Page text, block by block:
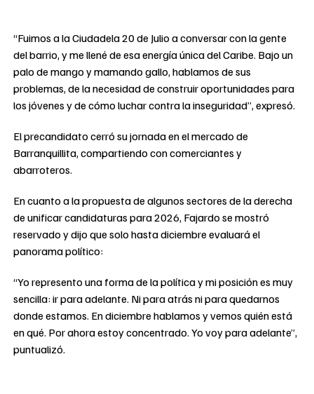
“Fuimos a la Ciudadela 20 de Julio a conversar con la gente
del barrio, y me llené de esa energía única del Caribe. Bajo un
palo de mango y mamando gallo, hablamos de sus
problemas, de la necesidad de construir oportunidades para
los jóvenes y de cómo luchar contra la inseguridad”, expresó.
El precandidato cerró su jornada en el mercado de
Barranquillita, compartiendo con comerciantes y
abarroteros.
En cuanto a la propuesta de algunos sectores de la derecha
de unificar candidaturas para 2026, Fajardo se mostró
reservado y dijo que solo hasta diciembre evaluará el
panorama político:
“Yo represento una forma de la política y mi posición es muy
sencilla: ir para adelante. Ni para atrás ni para quedarnos
donde estamos. En diciembre hablamos y vemos quién está
en qué. Por ahora estoy concentrado. Yo voy para adelante”,
puntualizó.